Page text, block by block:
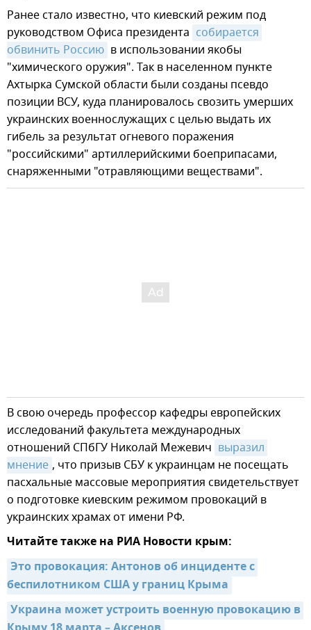
Ранее стало известно, что киевский режим под
руководством Офиса президента собирается
обвинить Россию в использовании якобы
"химического оружия". Так в населенном пункте
Ахтырка Сумской области были созданы псевдо
позиции ВСУ, куда планировалось свозить умерших
украинских военнослужащих с целью выдать их
гибель за результат огневого поражения
"российскими" артиллерийскими боеприпасами,
снаряженными "отравляющими веществами".
В свою очередь профессор кафедры европейских
исследований факультета международных
отношений СПбГУ Николай Межевич выразил
мнение , что призыв СБУ к украинцам не посещать
пасхальные массовые мероприятия свидетельствует
о подготовке киевским режимом провокаций в
украинских храмах от имени РФ.
Читайте также на РИА Новости крым:
Это провокация: Антонов об инциденте с
беспилотником США у границ Крыма
Украина может устроить военную провокацию в